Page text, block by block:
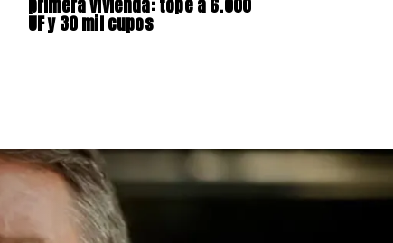
primera vivienda: tope a 6.000
UF y 30 mil cupos